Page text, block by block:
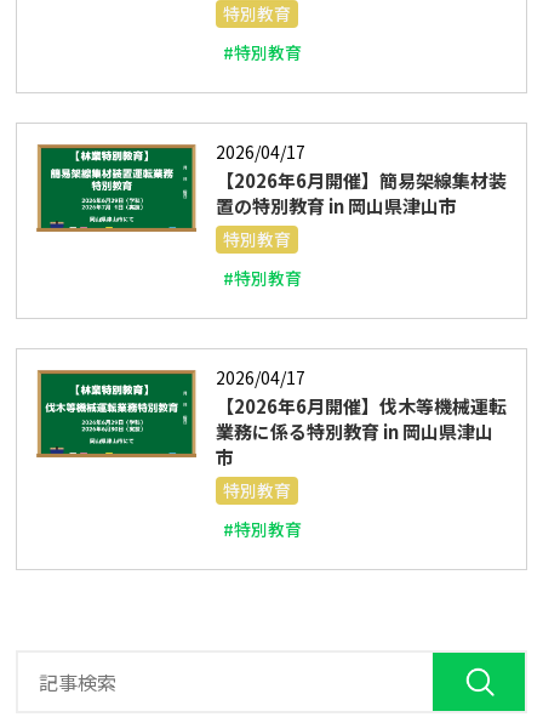
特別教育
#特別教育
2026/04/17
【2026年6月開催】簡易架線集材装
置の特別教育 in 岡山県津山市
特別教育
#特別教育
2026/04/17
【2026年6月開催】伐木等機械運転
業務に係る特別教育 in 岡山県津山
市
特別教育
#特別教育